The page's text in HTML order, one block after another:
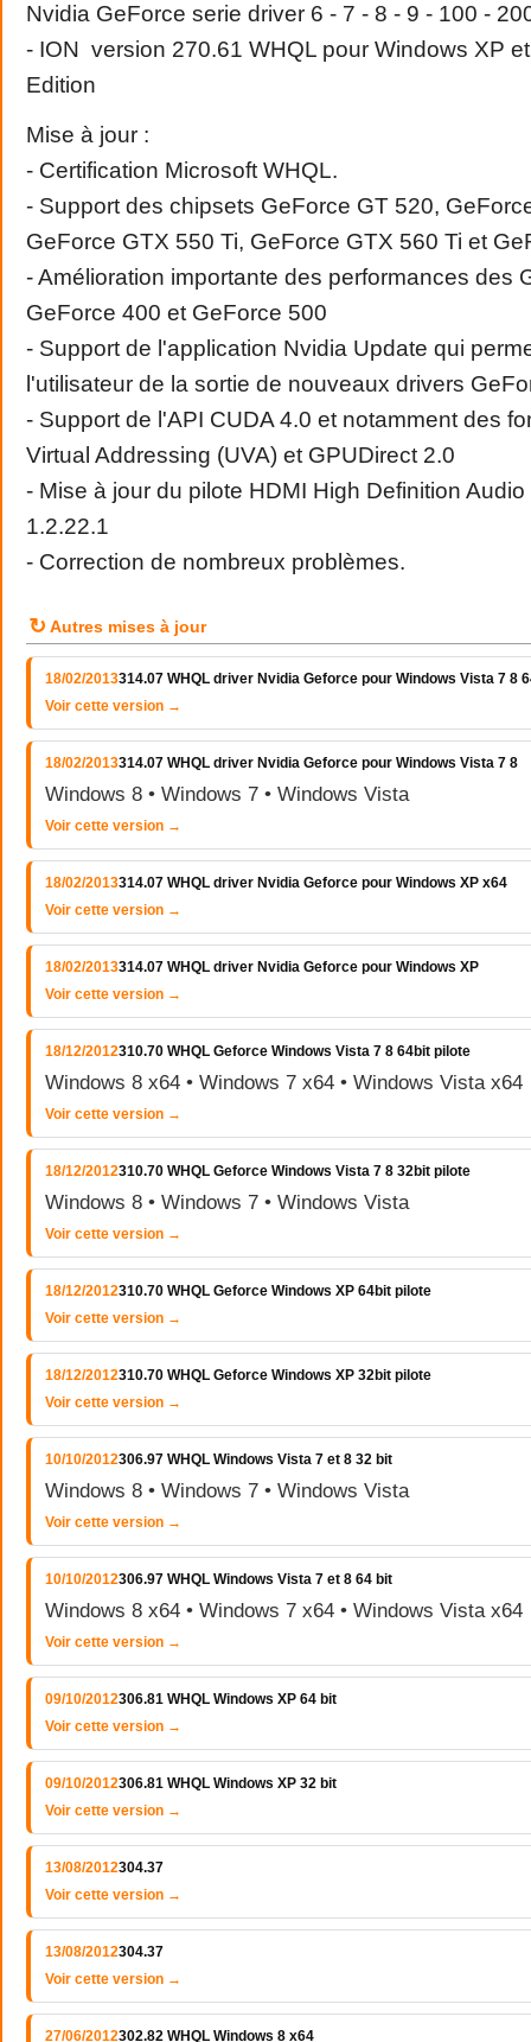
Nvidia GeForce serie driver 6 - 7 - 8 - 9 - 100 -
- ION version 270.61 WHQL pour Windows XP
Edition
Mise à jour :
- Certification Microsoft WHQL.
- Support des chipsets GeForce GT 520,
GeForce GTX 550 Ti, GeForce GTX 560 Ti et
- Amélioration importante des performances des
GeForce 400 et GeForce 500
- Support de l'application Nvidia Update qui
l'utilisateur de la sortie de nouveaux drivers
- Support de l'API CUDA 4.0 et notamment des
Virtual Addressing (UVA) et GPUDirect 2.0
- Mise à jour du pilote HDMI High Definition
1.2.22.1
- Correction de nombreux problèmes.
↻ Autres mises à jour
18/02/2013314.07 WHQL driver Nvidia Geforce pour Windows Vista 7 8
Voir cette version →
18/02/2013314.07 WHQL driver Nvidia Geforce pour Windows Vista 7 8
Windows 8 • Windows 7 • Windows Vista
Voir cette version →
18/02/2013314.07 WHQL driver Nvidia Geforce pour Windows XP x64
Voir cette version →
18/02/2013314.07 WHQL driver Nvidia Geforce pour Windows XP
Voir cette version →
18/12/2012310.70 WHQL Geforce Windows Vista 7 8 64bit pilote
Windows 8 x64 • Windows 7 x64 • Windows Vista x64
Voir cette version →
18/12/2012310.70 WHQL Geforce Windows Vista 7 8 32bit pilote
Windows 8 • Windows 7 • Windows Vista
Voir cette version →
18/12/2012310.70 WHQL Geforce Windows XP 64bit pilote
Voir cette version →
18/12/2012310.70 WHQL Geforce Windows XP 32bit pilote
Voir cette version →
10/10/2012306.97 WHQL Windows Vista 7 et 8 32 bit
Windows 8 • Windows 7 • Windows Vista
Voir cette version →
10/10/2012306.97 WHQL Windows Vista 7 et 8 64 bit
Windows 8 x64 • Windows 7 x64 • Windows Vista x64
Voir cette version →
09/10/2012306.81 WHQL Windows XP 64 bit
Voir cette version →
09/10/2012306.81 WHQL Windows XP 32 bit
Voir cette version →
13/08/2012304.37
Voir cette version →
13/08/2012304.37
Voir cette version →
27/06/2012302.82 WHQL Windows 8 x64